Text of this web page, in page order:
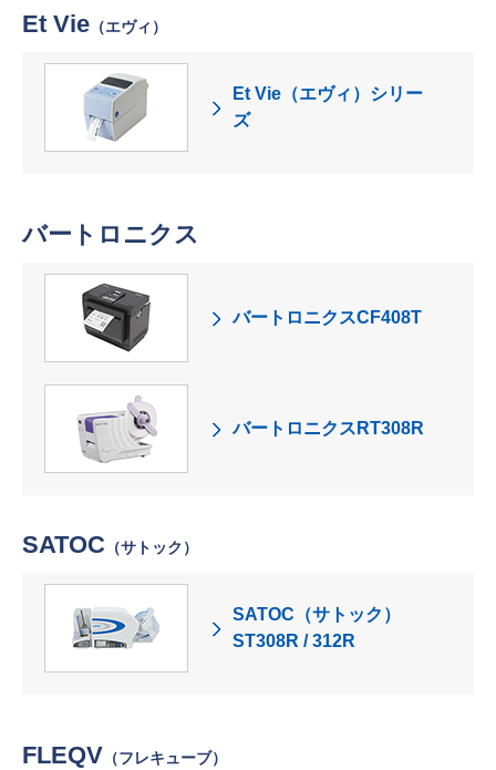
Et Vie （エヴィ）
Et Vie（エヴィ）シリー
ズ
バートロニクス
バートロニクスCF408T
バートロニクスRT308R
SATOC （サトック）
SATOC（サトック）
ST308R / 312R
FLEQV （フレキューブ）